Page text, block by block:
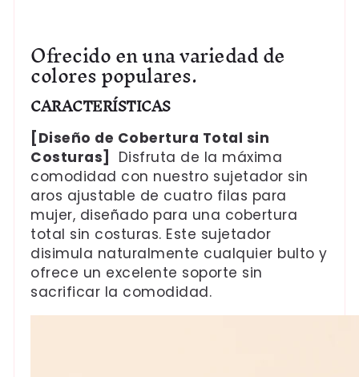
Ofrecido en una variedad de
colores populares.
CARACTERÍSTICAS
[Diseño de Cobertura Total sin
Costuras]
Disfruta de la máxima
comodidad con nuestro sujetador sin
aros ajustable de cuatro filas para
mujer, diseñado para una cobertura
total sin costuras. Este sujetador
disimula naturalmente cualquier bulto y
ofrece un excelente soporte sin
sacrificar la comodidad.